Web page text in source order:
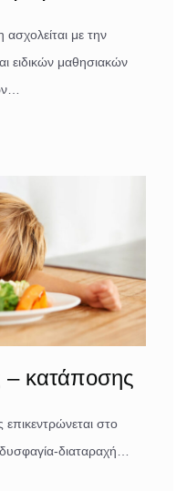
με την
ειδικών μαθησιακών
– κατάποσης
στο
διαταραχή…